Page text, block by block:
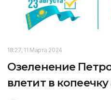
18:27, 11 Марта 2024
Озеленение
влетит в